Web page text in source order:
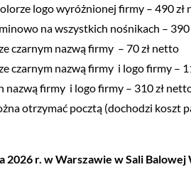
logo wyróżnionej firmy – 490 zł
na wszystkich nośnikach – 390
czarnym nazwą firmy – 70 zł netto
czarnym nazwą firmy i logo firmy –
firmy i logo firmy – 310 zł
otrzymać pocztą (dochodzi koszt
r. w Warszawie w Sali